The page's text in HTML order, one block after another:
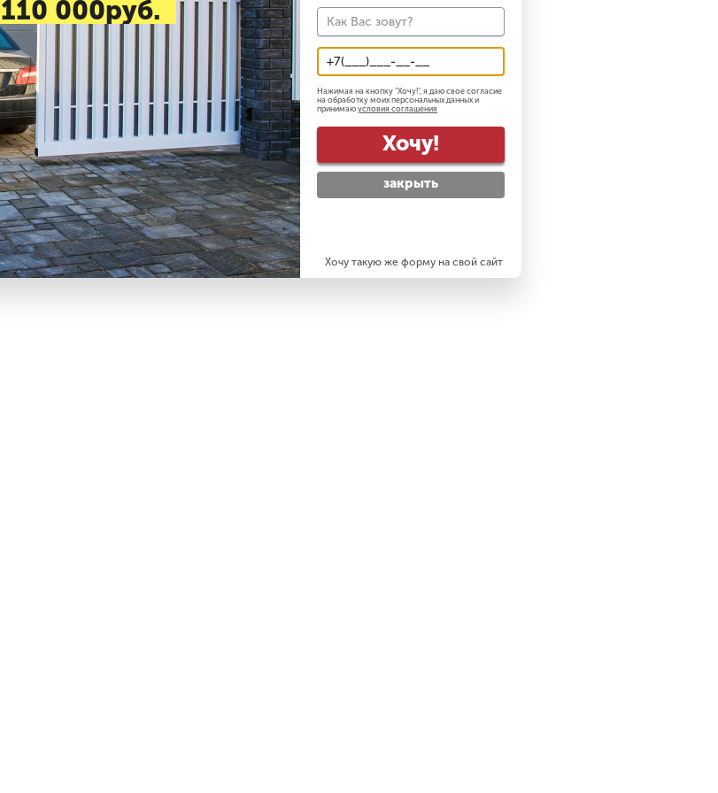
000руб.
Нажимая на кнопку "Хочу!", я даю свое согласие
на обработку моих персональных данных и
принимаю условия соглашения
Хочу!
закрыть
Хочу такую же форму на свой сайт